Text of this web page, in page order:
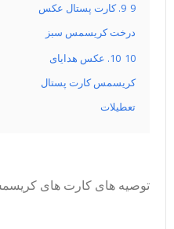
9. کارت پستال عکس
درخت کریسمس سبز
10
10. عکس هدایای
کریسمس کارت پستال
تعطیلات
توصیه های کارت های